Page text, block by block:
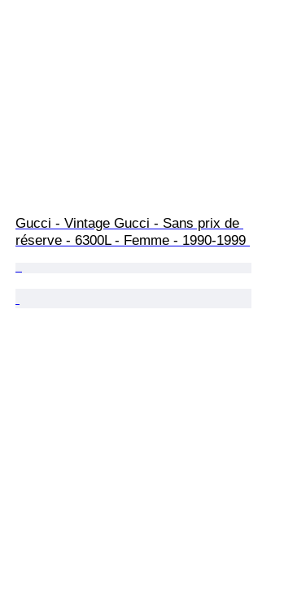
Gucci - Vintage Gucci - Sans prix de
réserve - 6300L - Femme - 1990-1999